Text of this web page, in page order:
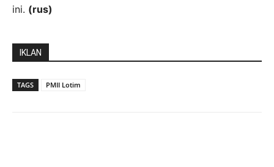
ini. (rus)
IKLAN
TAGS PMII Lotim